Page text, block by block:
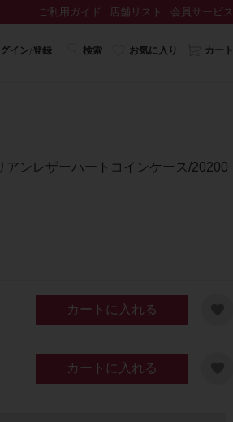
ご利用ガイド 店舗リスト 会員サービス
イン/登録 検索 お気に入り カート
ンレザーハートコインケース/20200
カートに入れる
カートに入れる